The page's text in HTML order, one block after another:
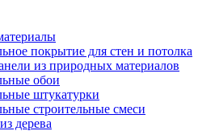
покрытие для стен и потолка
из природных материалов
обои
штукатурки
строительные смеси
дерева